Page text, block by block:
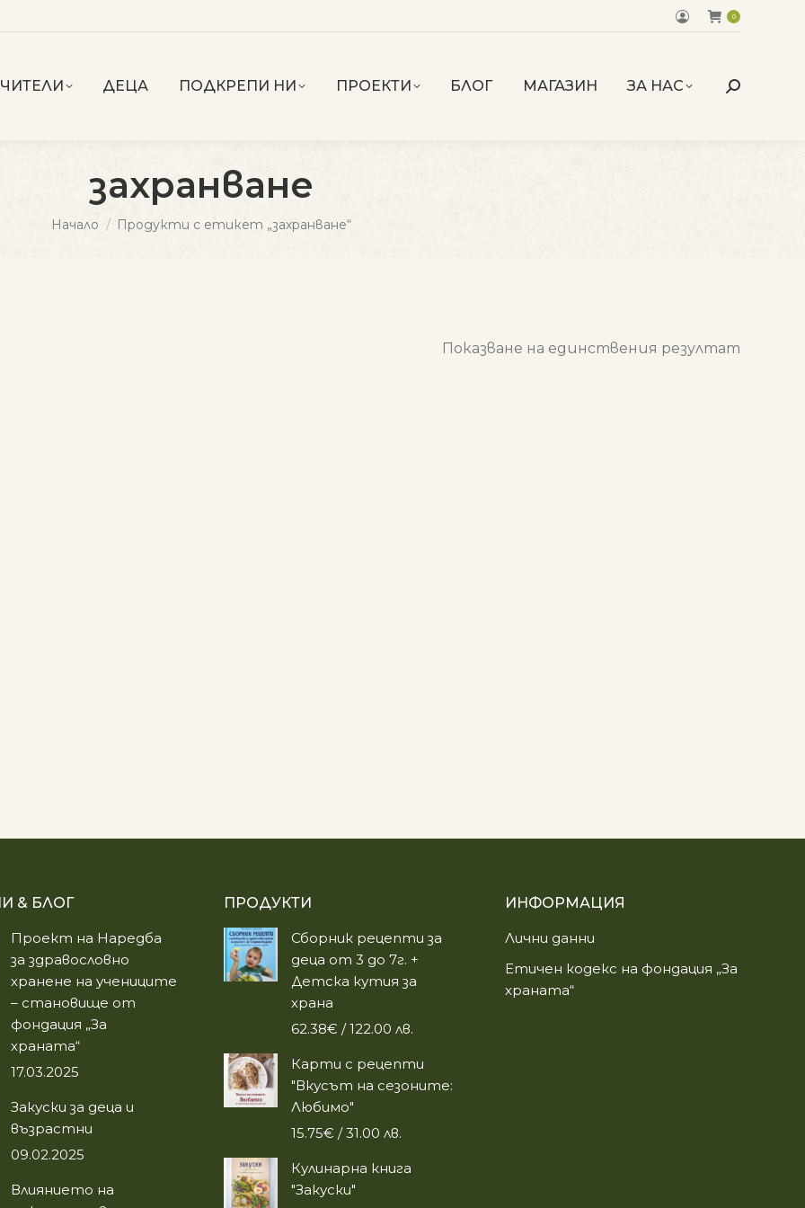
0
ДЕЦА ПОДКРЕПИ НИ ПРОЕКТИ БЛОГ МАГАЗИН ЗА НАС Search:
захранване
You are here:
Начало Продукти с етикет „захранване“
Показване на единствения резултат
& БЛОГ
Проект на Наредба
за здравословно
хранене на учениците
– становище от
фондация „За
храната“
17.03.2025
Закуски за деца и
възрастни
09.02.2025
Влиянието на
ПРОДУКТИ
Сборник рецепти за
деца от 3 до 7г. +
Детска кутия за
храна
62.38€ / 122.00 лв.
Карти с рецепти
"Вкусът на сезоните:
Любимо"
15.75€ / 31.00 лв.
Кулинарна книга
"Закуски"
ИНФОРМАЦИЯ
Лични данни
Етичен кодекс на фондация „За
храната“